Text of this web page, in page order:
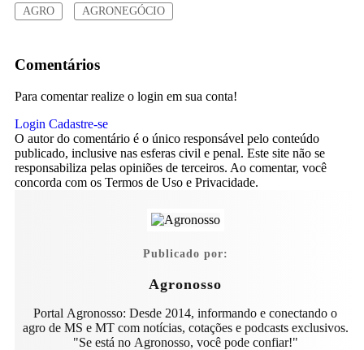
AGRO
AGRONEGÓCIO
Comentários
Para comentar realize o login em sua conta!
Login Cadastre-se
O autor do comentário é o único responsável pelo conteúdo
publicado, inclusive nas esferas civil e penal. Este site não se
responsabiliza pelas opiniões de terceiros. Ao comentar, você
concorda com os Termos de Uso e Privacidade.
Publicado por:
Agronosso
Portal Agronosso: Desde 2014, informando e conectando o
agro de MS e MT com notícias, cotações e podcasts exclusivos.
"Se está no Agronosso, você pode confiar!"